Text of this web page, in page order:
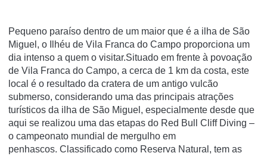
Pequeno paraíso dentro de um maior que é a ilha de São
Miguel, o Ilhéu de Vila Franca do Campo proporciona um
dia intenso a quem o visitar.Situado em frente à povoação
de Vila Franca do Campo, a cerca de 1 km da costa, este
local é o resultado da cratera de um antigo vulcão
submerso, considerando uma das principais atrações
turísticos da ilha de São Miguel, especialmente desde que
aqui se realizou uma das etapas do Red Bull Cliff Diving –
o campeonato mundial de mergulho em
penhascos. Classificado como Reserva Natural, tem as